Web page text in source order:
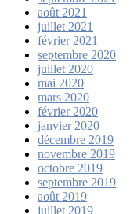
août 2021
juillet 2021
février 2021
septembre 2020
juillet 2020
mai 2020
mars 2020
février 2020
janvier 2020
décembre 2019
novembre 2019
octobre 2019
septembre 2019
août 2019
juillet 2019